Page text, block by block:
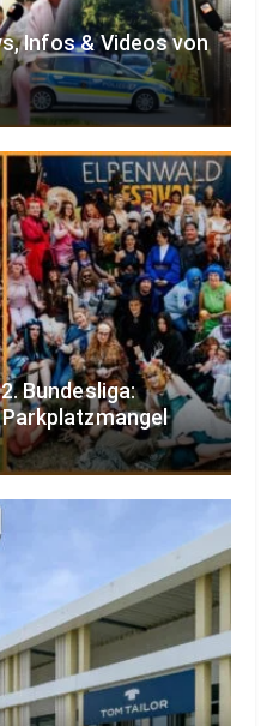
Infos & Videos von
Bundesliga: